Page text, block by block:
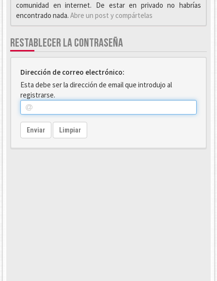
comunidad en internet. De estar en privado no habrías
encontrado nada. Abre un post y compártelas
RESTABLECER LA CONTRASEÑA
Dirección de correo electrónico:
Esta debe ser la dirección de email que introdujo al
registrarse.
Enviar Limpiar